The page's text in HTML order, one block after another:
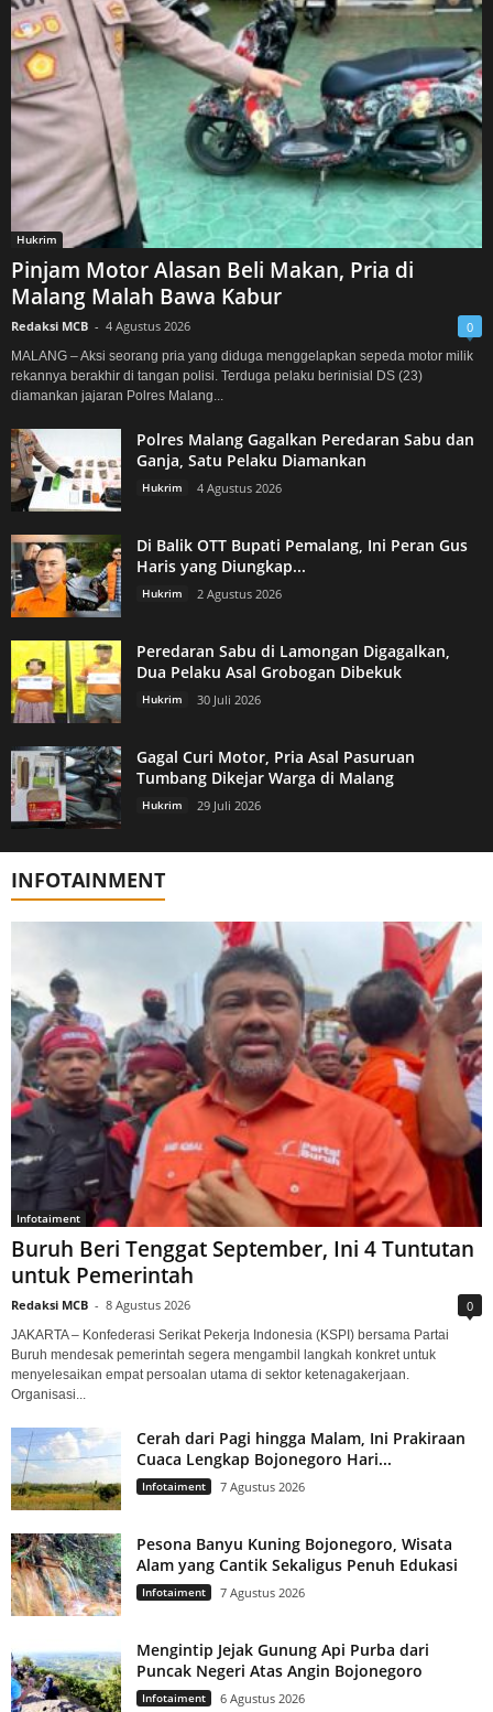
Hukrim
Pinjam Motor Alasan Beli Makan, Pria di
Malang Malah Bawa Kabur
Redaksi MCB - 4 Agustus 2026 0
MALANG – Aksi seorang pria yang diduga menggelapkan sepeda motor milik
rekannya berakhir di tangan polisi. Terduga pelaku berinisial DS (23)
diamankan jajaran Polres Malang...
Polres Malang Gagalkan Peredaran Sabu dan
Ganja, Satu Pelaku Diamankan
Hukrim 4 Agustus 2026
Di Balik OTT Bupati Pemalang, Ini Peran Gus
Haris yang Diungkap...
Hukrim 2 Agustus 2026
Peredaran Sabu di Lamongan Digagalkan,
Dua Pelaku Asal Grobogan Dibekuk
Hukrim 30 Juli 2026
Gagal Curi Motor, Pria Asal Pasuruan
Tumbang Dikejar Warga di Malang
Hukrim 29 Juli 2026
INFOTAINMENT
Infotaiment
Buruh Beri Tenggat September, Ini 4 Tuntutan
untuk Pemerintah
Redaksi MCB - 8 Agustus 2026 0
JAKARTA – Konfederasi Serikat Pekerja Indonesia (KSPI) bersama Partai
Buruh mendesak pemerintah segera mengambil langkah konkret untuk
menyelesaikan empat persoalan utama di sektor ketenagakerjaan.
Organisasi...
Cerah dari Pagi hingga Malam, Ini Prakiraan
Cuaca Lengkap Bojonegoro Hari...
Infotaiment 7 Agustus 2026
Pesona Banyu Kuning Bojonegoro, Wisata
Alam yang Cantik Sekaligus Penuh Edukasi
Infotaiment 7 Agustus 2026
Mengintip Jejak Gunung Api Purba dari
Puncak Negeri Atas Angin Bojonegoro
Infotaiment 6 Agustus 2026